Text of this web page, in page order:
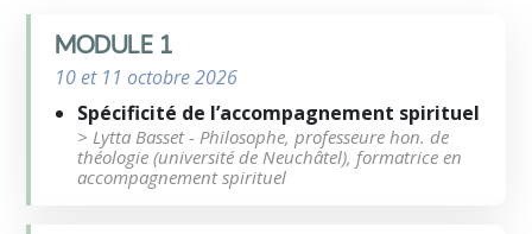
MODULE 1
10 et 11 octobre 2026
Spécificité de l’accompagnement spirituel
> Lytta Basset - Philosophe, professeure hon. de
théologie (université de Neuchâtel), formatrice en
accompagnement spirituel